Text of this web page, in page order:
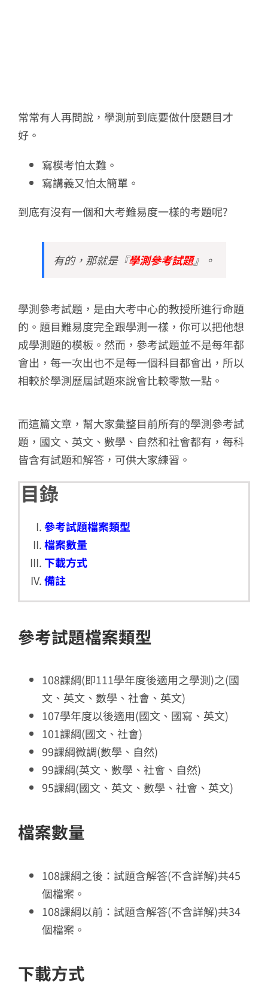
常常有人再問說，學測前到底要做什麼題目才
好。
寫模考怕太難。
寫講義又怕太簡單。
到底有沒有一個和大考難易度一樣的考題呢?
有的，那就是『學測參考試題』。
學測參考試題，是由大考中心的教授所進行命題
的。題目難易度完全跟學測一樣，你可以把他想
成學測題的模板。然而，參考試題並不是每年都
會出，每一次出也不是每一個科目都會出，所以
相較於學測歷屆試題來說會比較零散一點。
而這篇文章，幫大家彙整目前所有的學測參考試
題，國文、英文、數學、自然和社會都有，每科
皆含有試題和解答，可供大家練習。
目錄
參考試題檔案類型
檔案數量
下載方式
備註
參考試題檔案類型
108課綱(即111學年度後適用之學測)之(國
文、英文、數學、社會、英文)
107學年度以後適用(國文、國寫、英文)
101課綱(國文、社會)
99課綱微調(數學、自然)
99課綱(英文、數學、社會、自然)
95課綱(國文、英文、數學、社會、英文)
檔案數量
108課綱之後：試題含解答(不含詳解)共45
個檔案。
108課綱以前：試題含解答(不含詳解)共34
個檔案。
下載方式